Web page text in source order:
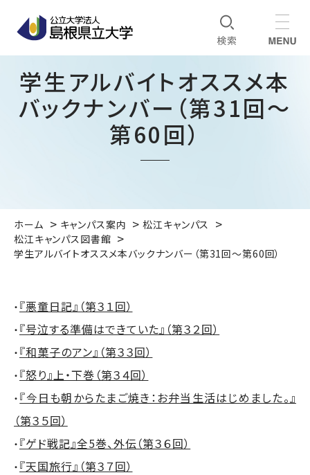
学生アルバイトオススメ本
バックナンバー（第31回～
第60回）
ホーム キャンパス案内
松江キャンパス
松江キャンパス図書館
学生アルバイトオススメ本バックナンバー（第31回～第60回）
・ 『悪童日記』（第３１回）
・ 『号泣する準備はできていた』（第３２回）
・ 『和菓子のアン』（第３３回）
・ 『怒り』上・下巻（第３４回）
・ 『今日も朝からたまご焼き：お弁当生活はじめました。』
（第３５回）
・ 『ゲド戦記』全5巻、外伝（第３６回）
・ 『天国旅行』（第３７回）